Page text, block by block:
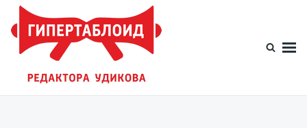
Перейти
содержимому
Искать: